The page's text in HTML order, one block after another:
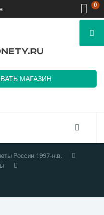
МАГАЗИН
России 1997-н.в.
0